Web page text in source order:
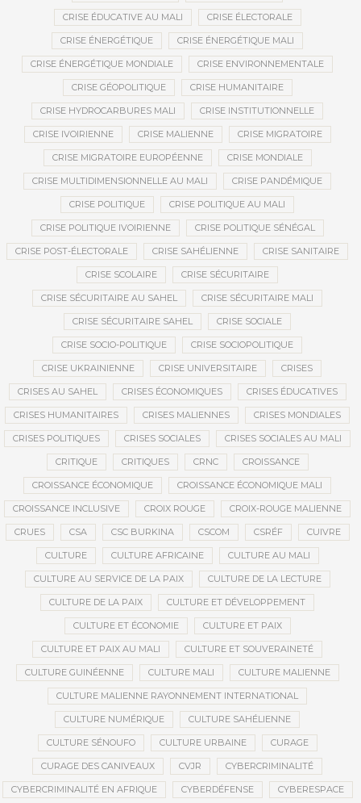
CRISE ÉDUCATIVE AU MALI CRISE ÉLECTORALE
CRISE ÉNERGÉTIQUE CRISE ÉNERGÉTIQUE MALI
CRISE ÉNERGÉTIQUE MONDIALE CRISE ENVIRONNEMENTALE
CRISE GÉOPOLITIQUE CRISE HUMANITAIRE
CRISE HYDROCARBURES MALI CRISE INSTITUTIONNELLE
CRISE IVOIRIENNE CRISE MALIENNE CRISE MIGRATOIRE
CRISE MIGRATOIRE EUROPÉENNE CRISE MONDIALE
CRISE MULTIDIMENSIONNELLE AU MALI CRISE PANDÉMIQUE
CRISE POLITIQUE CRISE POLITIQUE AU MALI
CRISE POLITIQUE IVOIRIENNE CRISE POLITIQUE SÉNÉGAL
CRISE POST-ÉLECTORALE CRISE SAHÉLIENNE CRISE SANITAIRE
CRISE SCOLAIRE CRISE SÉCURITAIRE
CRISE SÉCURITAIRE AU SAHEL CRISE SÉCURITAIRE MALI
CRISE SÉCURITAIRE SAHEL CRISE SOCIALE
CRISE SOCIO-POLITIQUE CRISE SOCIOPOLITIQUE
CRISE UKRAINIENNE CRISE UNIVERSITAIRE CRISES
CRISES AU SAHEL CRISES ÉCONOMIQUES CRISES ÉDUCATIVES
CRISES HUMANITAIRES CRISES MALIENNES CRISES MONDIALES
CRISES POLITIQUES CRISES SOCIALES CRISES SOCIALES AU MALI
CRITIQUE CRITIQUES CRNC CROISSANCE
CROISSANCE ÉCONOMIQUE CROISSANCE ÉCONOMIQUE MALI
CROISSANCE INCLUSIVE CROIX ROUGE CROIX-ROUGE MALIENNE
CRUES CSA CSC BURKINA CSCOM CSRÉF CUIVRE
CULTURE CULTURE AFRICAINE CULTURE AU MALI
CULTURE AU SERVICE DE LA PAIX CULTURE DE LA LECTURE
CULTURE DE LA PAIX CULTURE ET DÉVELOPPEMENT
CULTURE ET ÉCONOMIE CULTURE ET PAIX
CULTURE ET PAIX AU MALI CULTURE ET SOUVERAINETÉ
CULTURE GUINÉENNE CULTURE MALI CULTURE MALIENNE
CULTURE MALIENNE RAYONNEMENT INTERNATIONAL
CULTURE NUMÉRIQUE CULTURE SAHÉLIENNE
CULTURE SÉNOUFO CULTURE URBAINE CURAGE
CURAGE DES CANIVEAUX CVJR CYBERCRIMINALITÉ
CYBERCRIMINALITÉ EN AFRIQUE CYBERDÉFENSE CYBERESPACE